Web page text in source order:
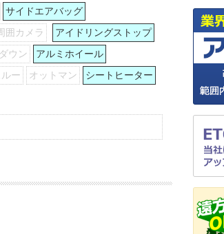
サイドエアバッグ
囲カメラ
アイドリングストップ
ウン
アルミホイール
ー オットマン
シートヒーター